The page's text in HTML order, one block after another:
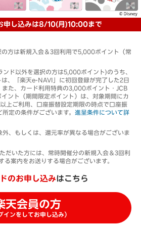
申し込みは8/10(月)10:00まで
の方は新規入会＆3回利用で5,000ポイント（常
ド以外を選択の方は5,000ポイント)のうち、
、「楽天e-NAVI」に初回登録が完了した2日
また、カード利用特典の3,000ポイント・JCB
ント（期間限定ポイント）は、対象期間にカ
上ご利用、口座振替設定期限の時点で口座振
定の条件がございます。 進呈条件について詳
、もしくは、還元率が異なる場合がございま
だいた方には、常時開催分の新規入会＆3回利
案内をお送りする場合がございます。
のお申し込みはこちら
天会員の方
インをしてお申し込み）